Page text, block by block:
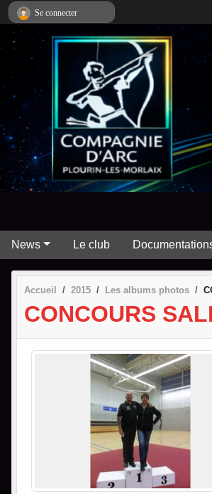
News Le club
Accueil 2015 Les albums photos
CONCOURS
Se connecter
Panneau de gestion des cookies